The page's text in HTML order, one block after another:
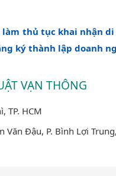
thủ tục khai nhận
ký thành lập doanh
VẠN THÔNG
TP. HCM
Đậu, P. Bình Lợi Trung,